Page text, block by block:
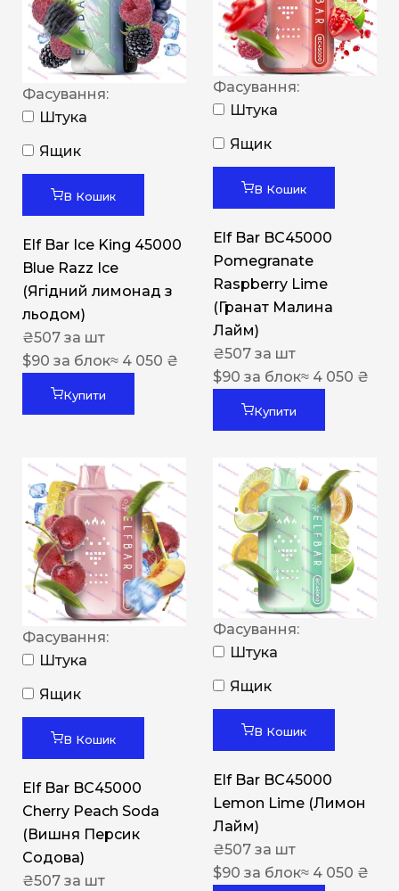
Фасування:
Штука
Ящик
В Кошик
Elf Bar Ice King 45000
Blue Razz Ice
(Ягідний лимонад з
льодом)
₴507 за шт
$90 за блок≈ 4 050 ₴
Купити
Фасування:
Штука
Ящик
В Кошик
Elf Bar BC45000
Pomegranate
Raspberry Lime
(Гранат Малина
Лайм)
₴507 за шт
$90 за блок≈ 4 050 ₴
Купити
Фасування:
Штука
Ящик
В Кошик
Elf Bar BC45000
Cherry Peach Soda
(Вишня Персик
Содова)
₴507 за шт
Фасування:
Штука
Ящик
В Кошик
Elf Bar BC45000
Lemon Lime (Лимон
Лайм)
₴507 за шт
$90 за блок≈ 4 050 ₴